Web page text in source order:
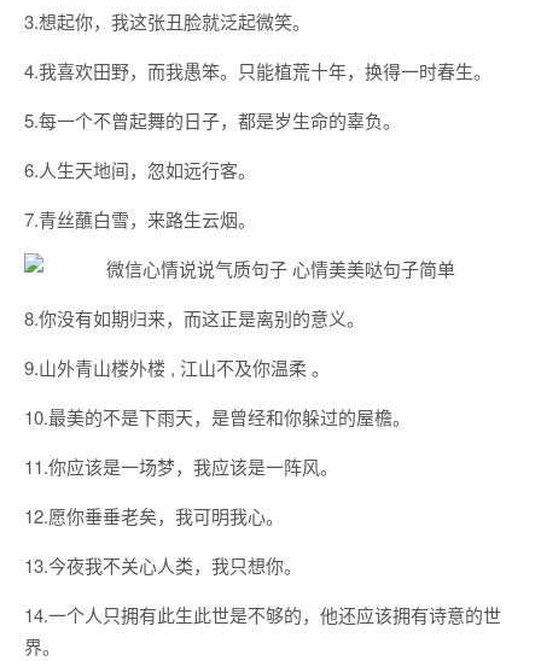
3.想起你，我这张丑脸就泛起微笑。
4.我喜欢田野，而我愚笨。只能植荒十年，换得一时春生。
5.每一个不曾起舞的日子，都是岁生命的辜负。
6.人生天地间，忽如远行客。
7.青丝蘸白雪，来路生云烟。
8.你没有如期归来，而这正是离别的意义。
9.山外青山楼外楼 , 江山不及你温柔 。
10.最美的不是下雨天，是曾经和你躲过的屋檐。
11.你应该是一场梦，我应该是一阵风。
12.愿你垂垂老矣，我可明我心。
13.今夜我不关心人类，我只想你。
14.一个人只拥有此生此世是不够的，他还应该拥有诗意的世
界。